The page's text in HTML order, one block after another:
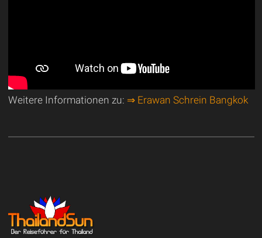
Weitere Informationen zu: ⇒ Erawan Schrein Bangkok